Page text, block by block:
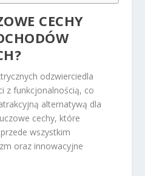
CECHY
odzwierciedla
z funkcjonalnością, co
alternatywą dla
cechy, które
wszystkim
oraz innowacyjne